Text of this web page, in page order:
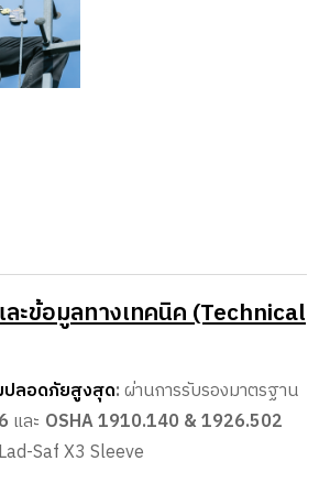
ข้อมูลทางเทคนิค (Technical
ปลอดภัยสูงสุด:ผ่านการรับรองมาตรฐาน
และ OSHA 1910.140 & 1926.502
Saf X3 Sleeve